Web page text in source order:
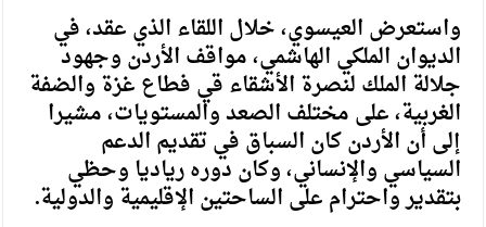
واستعرض العيسوي، خلال اللقاء الذي عقد، في
الديوان الملكي الهاشمي، مواقف الأردن وجهود
جلالة الملك لنصرة الأشقاء قي فطاع غزة والضفة
الغربية، على مختلف الصعد والمستويات، مشيرا
إلى أن الأردن كان السباق في تقديم الدعم
السياسي والإنساني، وكان دوره رياديا وحظي
بتقدير واحترام على الساحتين الإقليمية والدولية.